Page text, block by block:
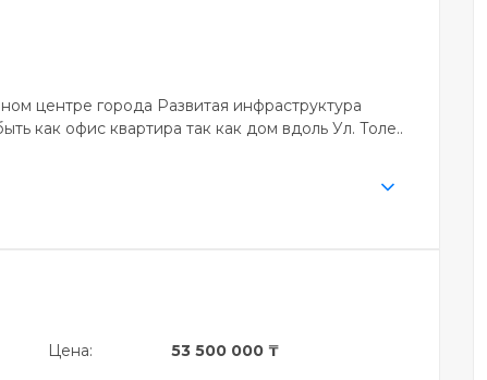
центре города Развитая инфраструктура
как офис квартира так как дом вдоль Ул. Толе..
Цена: 53 500 000 ₸